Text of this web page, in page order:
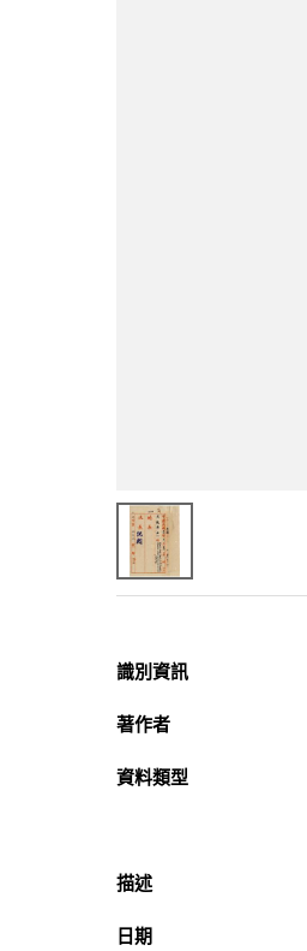
識別資訊
著作者
資料類型
描述
日期